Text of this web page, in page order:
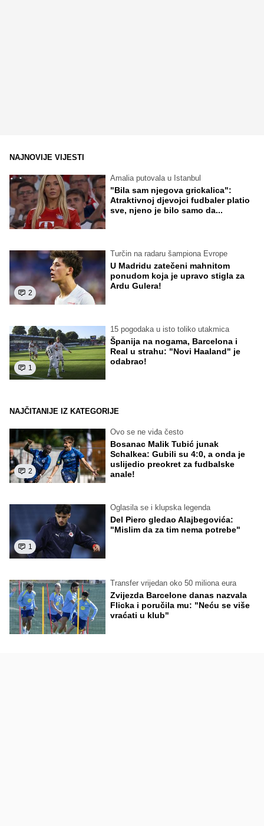
NAJNOVIJE VIJESTI
Amalia putovala u Istanbul
"Bila sam njegova grickalica":
Atraktivnoj djevojci fudbaler platio
sve, njeno je bilo samo da...
2
Turčin na radaru šampiona Evrope
U Madridu zatečeni mahnitom
ponudom koja je upravo stigla za
Ardu Gulera!
1
15 pogodaka u isto toliko utakmica
Španija na nogama, Barcelona i
Real u strahu: "Novi Haaland" je
odabrao!
NAJČITANIJE IZ KATEGORIJE
2
Ovo se ne viđa često
Bosanac Malik Tubić junak
Schalkea: Gubili su 4:0, a onda je
uslijedio preokret za fudbalske
anale!
1
Oglasila se i klupska legenda
Del Piero gledao Alajbegovića:
"Mislim da za tim nema potrebe"
Transfer vrijedan oko 50 miliona eura
Zvijezda Barcelone danas nazvala
Flicka i poručila mu: "Neću se više
vraćati u klub"